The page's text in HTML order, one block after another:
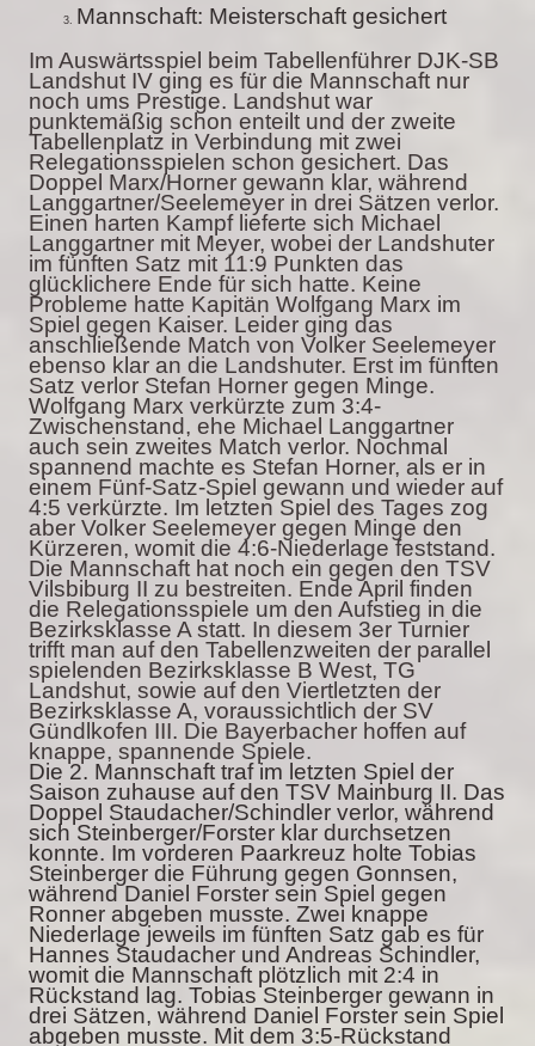
Mannschaft: Meisterschaft gesichert
Im Auswärtsspiel beim Tabellenführer DJK-SB
Landshut IV ging es für die Mannschaft nur
noch ums Prestige. Landshut war
punktemäßig schon enteilt und der zweite
Tabellenplatz in Verbindung mit zwei
Relegationsspielen schon gesichert. Das
Doppel Marx/Horner gewann klar, während
Langgartner/Seelemeyer in drei Sätzen verlor.
Einen harten Kampf lieferte sich Michael
Langgartner mit Meyer, wobei der Landshuter
im fünften Satz mit 11:9 Punkten das
glücklichere Ende für sich hatte. Keine
Probleme hatte Kapitän Wolfgang Marx im
Spiel gegen Kaiser. Leider ging das
anschließende Match von Volker Seelemeyer
ebenso klar an die Landshuter. Erst im fünften
Satz verlor Stefan Horner gegen Minge.
Wolfgang Marx verkürzte zum 3:4-
Zwischenstand, ehe Michael Langgartner
auch sein zweites Match verlor. Nochmal
spannend machte es Stefan Horner, als er in
einem Fünf-Satz-Spiel gewann und wieder auf
4:5 verkürzte. Im letzten Spiel des Tages zog
aber Volker Seelemeyer gegen Minge den
Kürzeren, womit die 4:6-Niederlage feststand.
Die Mannschaft hat noch ein gegen den TSV
Vilsbiburg II zu bestreiten. Ende April finden
die Relegationsspiele um den Aufstieg in die
Bezirksklasse A statt. In diesem 3er Turnier
trifft man auf den Tabellenzweiten der parallel
spielenden Bezirksklasse B West, TG
Landshut, sowie auf den Viertletzten der
Bezirksklasse A, voraussichtlich der SV
Gündlkofen III. Die Bayerbacher hoffen auf
knappe, spannende Spiele.
Die 2. Mannschaft traf im letzten Spiel der
Saison zuhause auf den TSV Mainburg II. Das
Doppel Staudacher/Schindler verlor, während
sich Steinberger/Forster klar durchsetzen
konnte. Im vorderen Paarkreuz holte Tobias
Steinberger die Führung gegen Gonnsen,
während Daniel Forster sein Spiel gegen
Ronner abgeben musste. Zwei knappe
Niederlage jeweils im fünften Satz gab es für
Hannes Staudacher und Andreas Schindler,
womit die Mannschaft plötzlich mit 2:4 in
Rückstand lag. Tobias Steinberger gewann in
drei Sätzen, während Daniel Forster sein Spiel
abgeben musste. Mit dem 3:5-Rückstand